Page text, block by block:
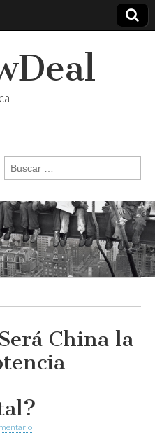
Buscar:
China la